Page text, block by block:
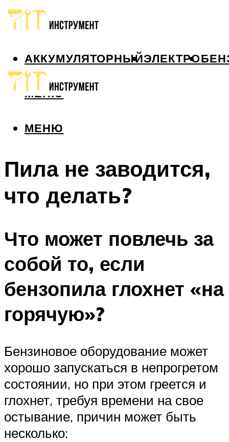
АККУМУЛЯТОРНЫЙЭЛЕКТРО
МЕНЮ
МЕНЮ
Пила не заводится,
что делать?
Что может повлечь за
собой то, если
бензопила глохнет «на
горячую»?
Бензиновое оборудование может
хорошо запускаться в непрогретом
состоянии, но при этом греется и
глохнет, требуя времени на свое
остывание, причин может быть
несколько: